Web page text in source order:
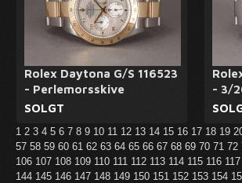
Rolex Daytona G/S 116523
- Perlemorsskive
SOLGT
- 3/
1 2 3 4 5 6 7 8 9 10 11 12 13 14 15 16 17 18 19
57 58 59 60 61 62 63 64 65 66 67 68 69 70 71 72
106 107 108 109 110 111 112 113 114 115 116 117
144 145 146 147 148 149 150 151 152 153 154